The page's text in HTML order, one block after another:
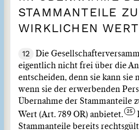
STAMMANTEILE
WIRKLICHEN WERT
12
Die
eigentlich nicht frei über die
entscheiden, denn sie kann sie
wenn sie der erwerbenden
Übernahme der Stammanteile
Wert (Art. 789 OR) anbietet.
Stammanteile bereits